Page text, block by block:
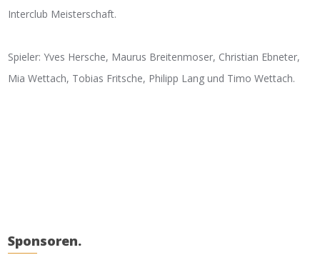
Interclub Meisterschaft.
Spieler: Yves Hersche, Maurus Breitenmoser, Christian Ebneter,
Mia Wettach, Tobias Fritsche, Philipp Lang und Timo Wettach.
Sponsoren.